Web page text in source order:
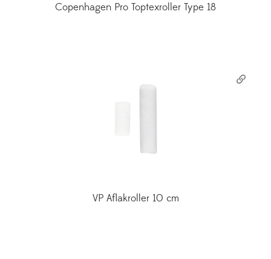
Copenhagen Pro Toptexroller Type 18
VP Aflakroller 10 cm